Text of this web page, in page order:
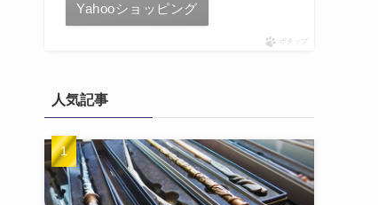
Yahooショッピング
ポチップ
人気記事